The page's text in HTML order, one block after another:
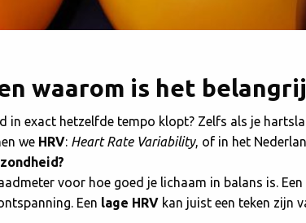
waarom is het
in exact hetzelfde tempo klopt? Zelfs als je
we HRV: Heart Rate Variability, of in het
voor hoe goed je lichaam in balans is. Een
Een lage HRV kan juist een teken zijn